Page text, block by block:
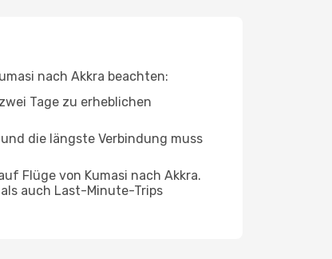
nach Akkra beachten:
Tage zu erheblichen
die längste Verbindung muss
Flüge von Kumasi nach Akkra.
auch Last-Minute-Trips